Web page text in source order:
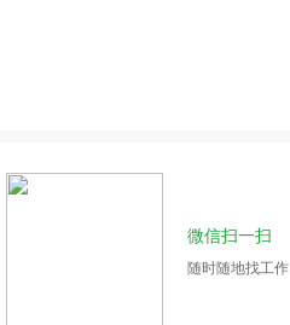
微信扫一扫
随时随地找工作